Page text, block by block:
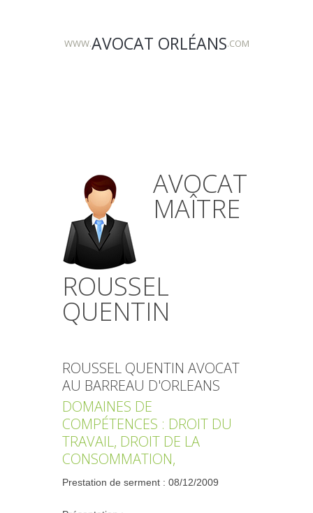
WWW.AVOCAT ORLÉANS.COM
AVOCAT
MAÎTRE
ROUSSEL
QUENTIN
ROUSSEL QUENTIN AVOCAT
AU BARREAU D'ORLEANS
DOMAINES DE
COMPÉTENCES : DROIT DU
TRAVAIL, DROIT DE LA
CONSOMMATION,
Prestation de serment : 08/12/2009